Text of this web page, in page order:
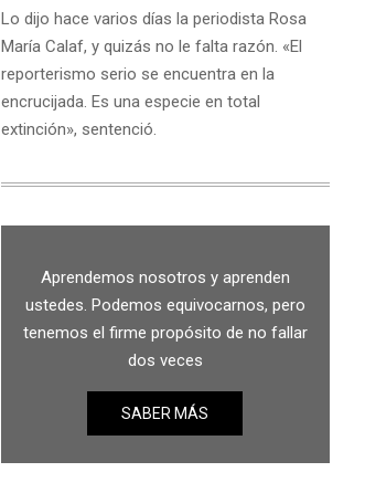
Lo dijo hace varios días la periodista Rosa
María Calaf, y quizás no le falta razón. «El
reporterismo serio se encuentra en la
encrucijada. Es una especie en total
extinción», sentenció.
Aprendemos nosotros y aprenden
ustedes. Podemos equivocarnos, pero
tenemos el firme propósito de no fallar
dos veces
SABER MÁS